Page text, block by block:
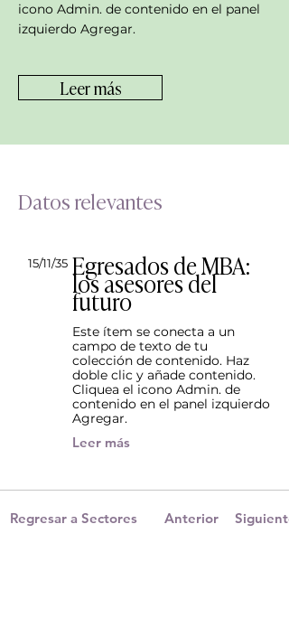
icono Admin. de contenido en el panel
izquierdo Agregar.
Leer más
Datos relevantes
15/11/35 Egresados de MBA:
los asesores del
futuro
Este ítem se conecta a un
campo de texto de tu
colección de contenido. Haz
doble clic y añade contenido.
Cliquea el icono Admin. de
contenido en el panel izquierdo
Agregar.
Leer más
Regresar a Sectores Anterior Siguiente